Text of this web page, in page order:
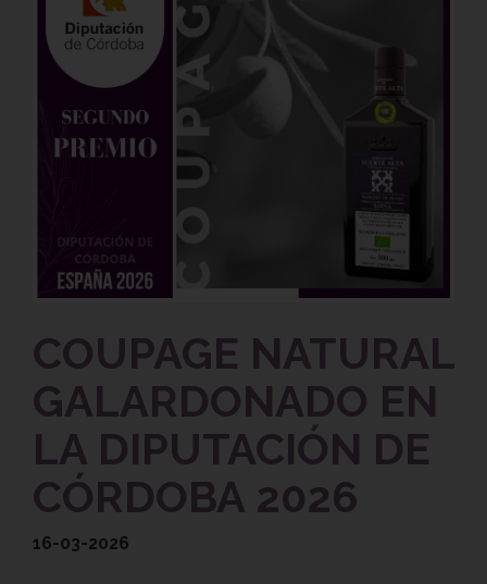
COUPAGE NATURAL
GALARDONADO EN
LA DIPUTACIÓN DE
CÓRDOBA 2026
16-03-2026